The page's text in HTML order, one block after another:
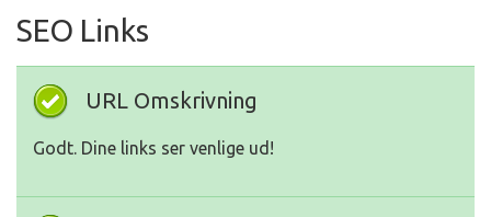
SEO Links
URL Omskrivning
Godt. Dine links ser venlige ud!